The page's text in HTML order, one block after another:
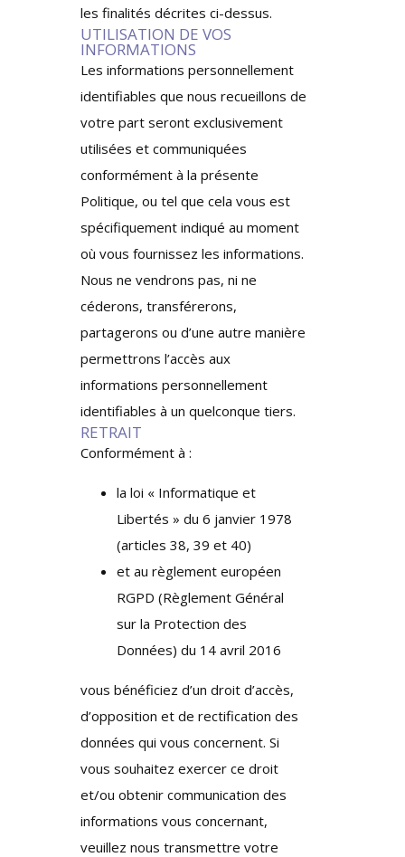
les finalités décrites ci-dessus.
UTILISATION DE VOS
INFORMATIONS
Les informations personnellement
identifiables que nous recueillons de
votre part seront exclusivement
utilisées et communiquées
conformément à la présente
Politique, ou tel que cela vous est
spécifiquement indiqué au moment
où vous fournissez les informations.
Nous ne vendrons pas, ni ne
céderons, transférerons,
partagerons ou d’une autre manière
permettrons l’accès aux
informations personnellement
identifiables à un quelconque tiers.
RETRAIT
Conformément à :
la loi « Informatique et
Libertés » du 6 janvier 1978
(articles 38, 39 et 40)
et au règlement européen
RGPD (Règlement Général
sur la Protection des
Données) du 14 avril 2016
vous bénéficiez d’un droit d’accès,
d’opposition et de rectification des
données qui vous concernent. Si
vous souhaitez exercer ce droit
et/ou obtenir communication des
informations vous concernant,
veuillez nous transmettre votre